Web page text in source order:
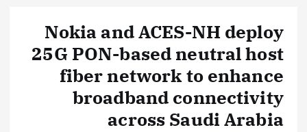
Nokia and ACES-NH deploy
25G PON-based neutral host
fiber network to enhance
broadband connectivity
across Saudi Arabia